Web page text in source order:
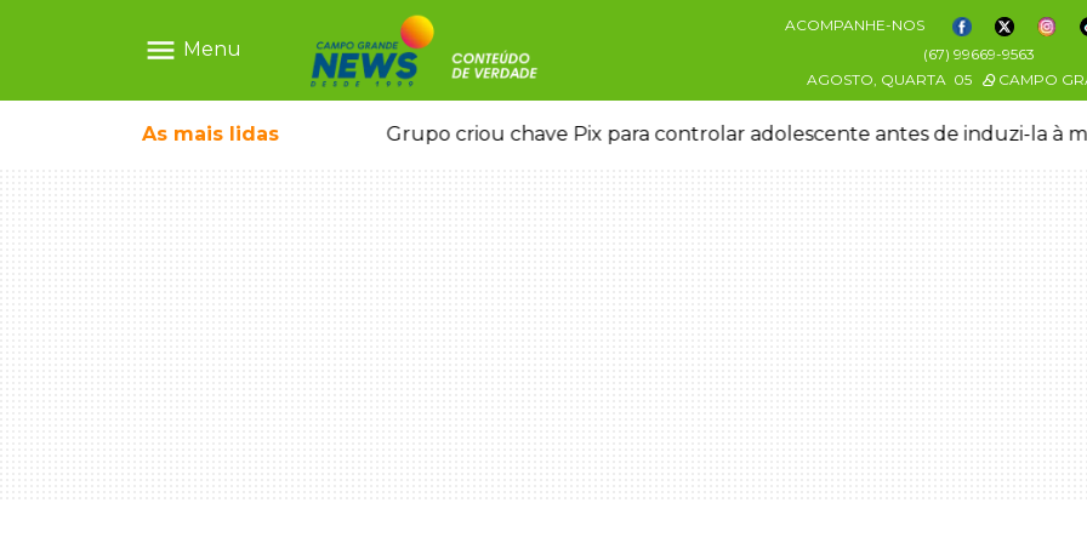
menu Menu
ACOMPANHE-NOS
(67) 99669-9563
AGOSTO, QUARTA 05 CAMPO
As mais lidas
deixou 4 mortos e 8 feridos Grupo criou chave Pix para controlar adolescente antes de induzi-la à